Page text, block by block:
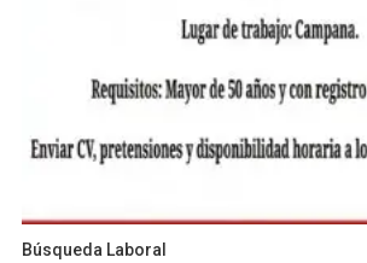
Búsqueda Laboral